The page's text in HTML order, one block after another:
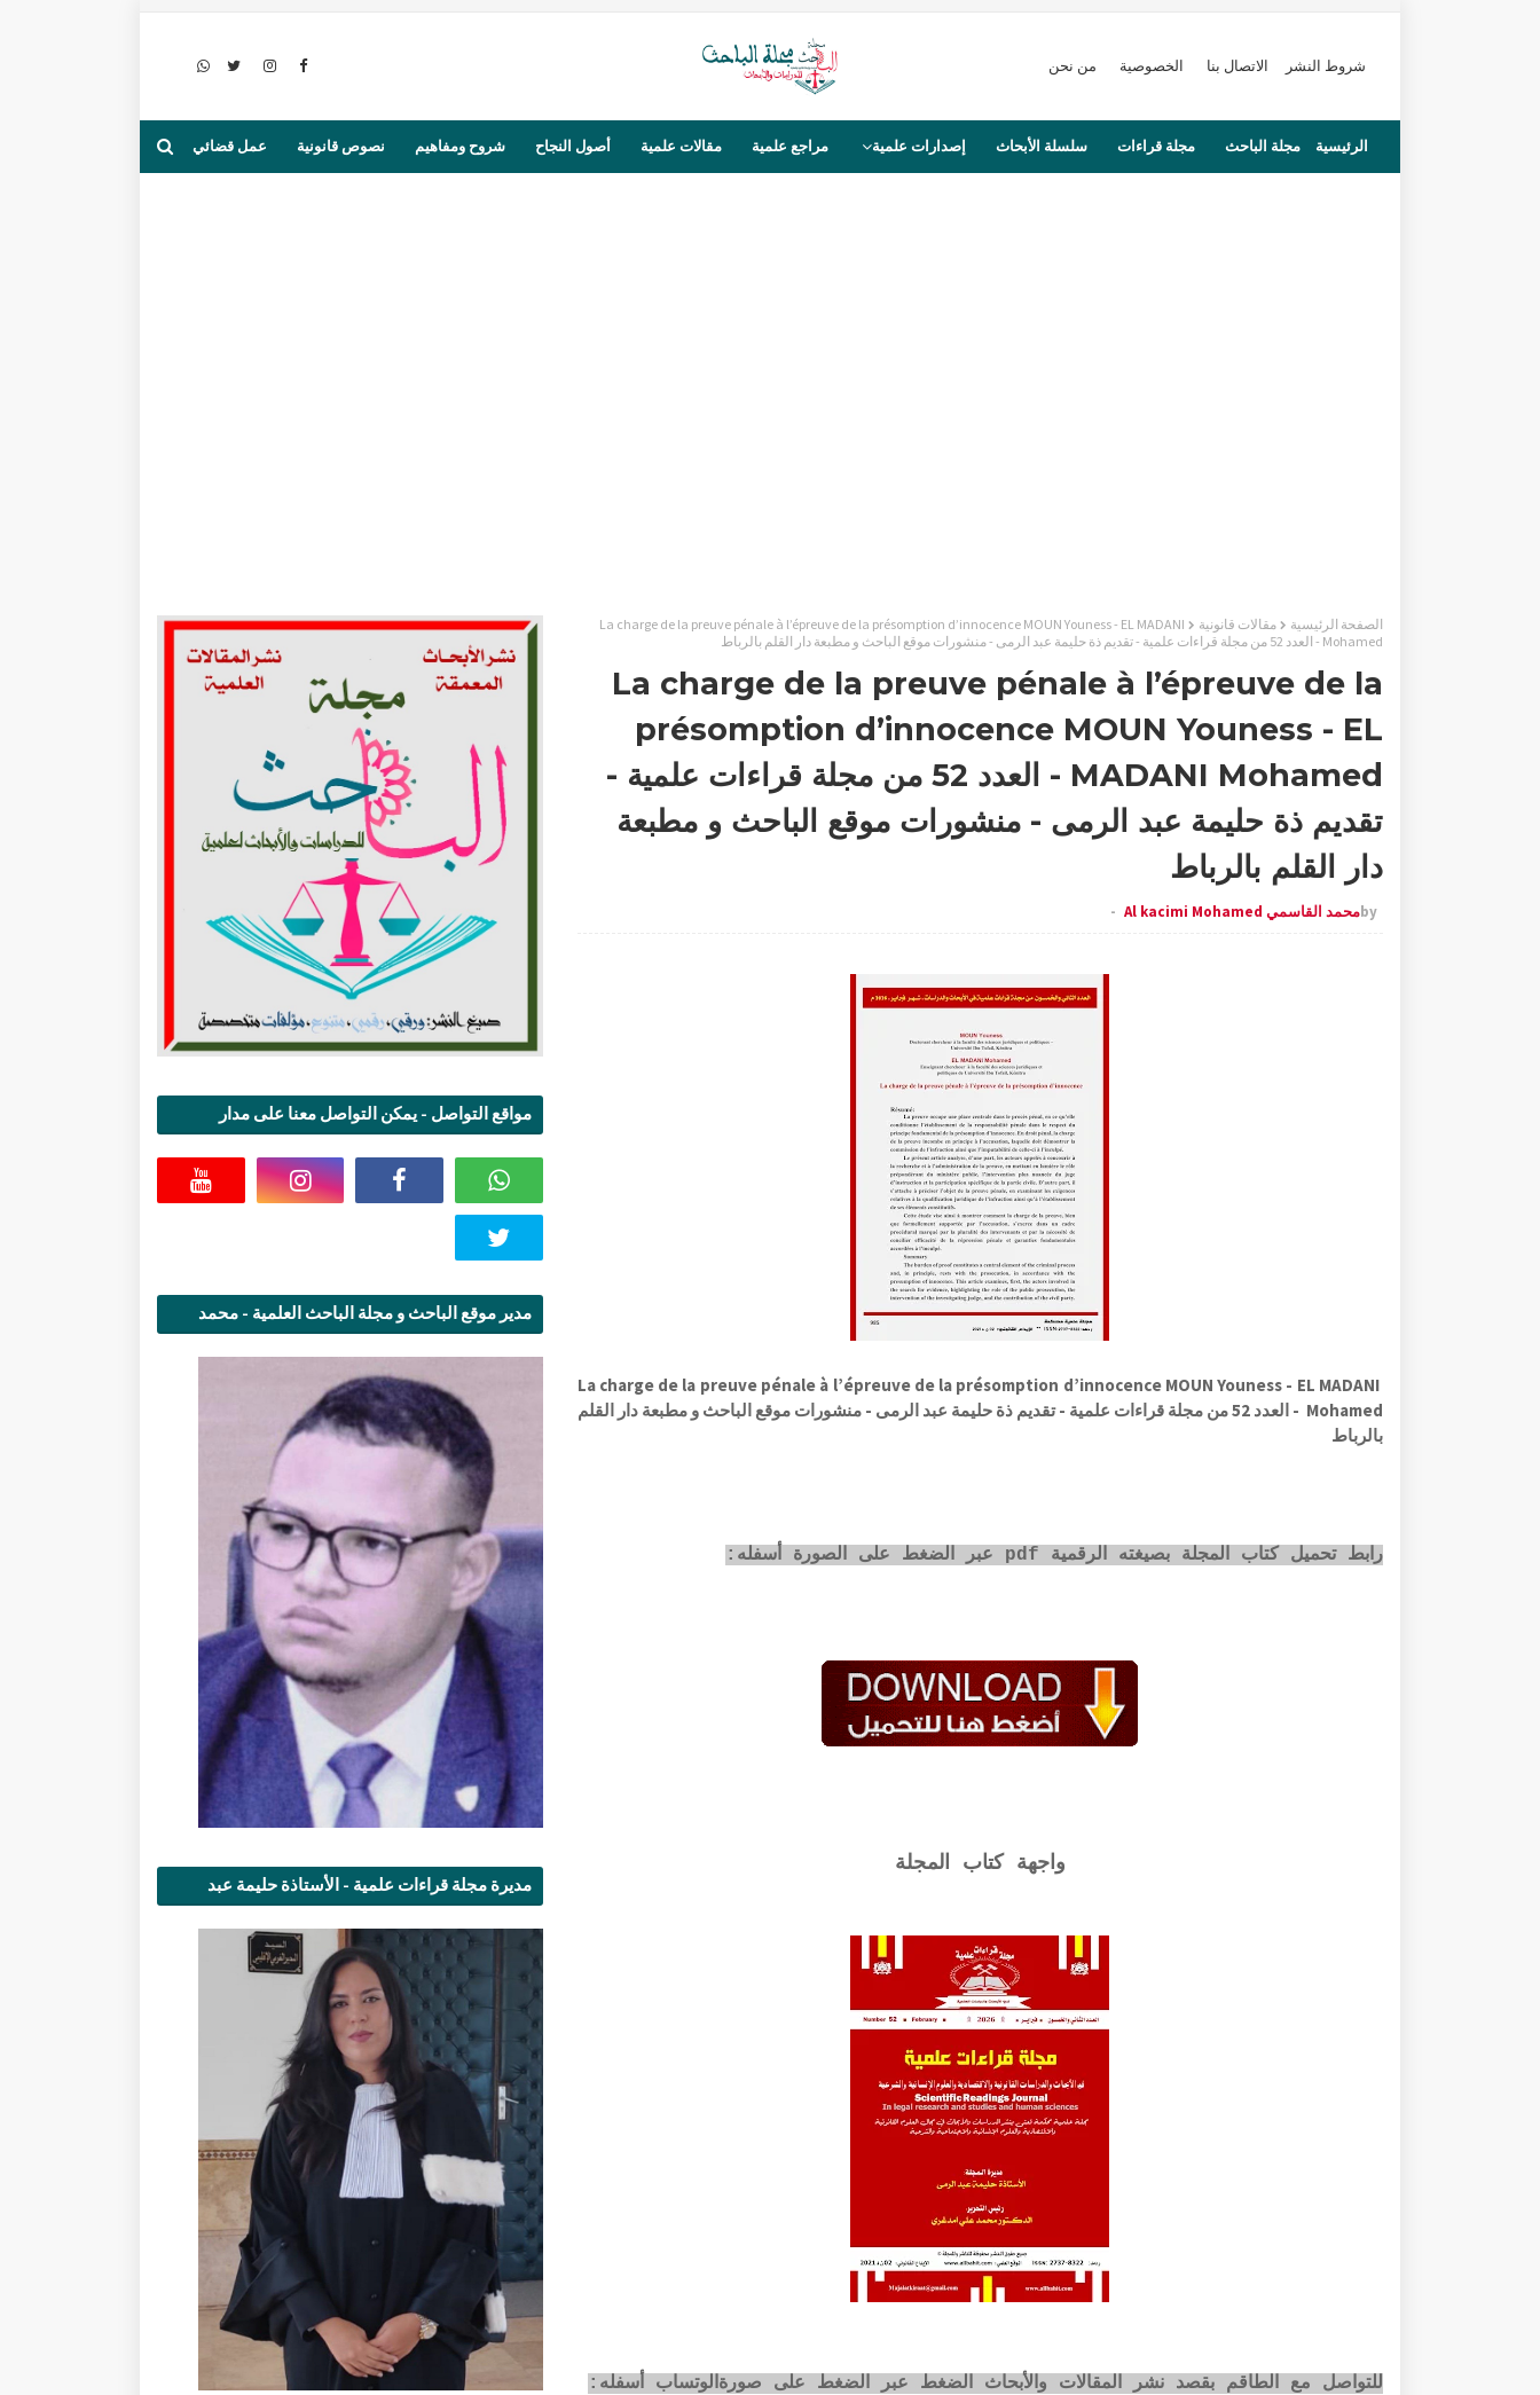
شروط النشر الاتصال بنا الخصوصية من نحن
الرئيسية مجلة الباحث مجلة قراءات سلسلة الأبحاث إصدارات علمية مراجع علمية مقالات علمية أصول النجاح شروح ومفاهيم نصوص قانونية عمل قضائي
الصفحة الرئيسية مقالات قانونية
La charge de la preuve pénale à l’épreuve de la présomption d’innocence MOUN Youness - EL MADANI
Mohamed - العدد 52 من مجلة قراءات علمية - تقديم ذة حليمة عبد الرمى - منشورات موقع الباحث و مطبعة دار القلم بالرباط
La charge de la preuve pénale à l’épreuve de la
présomption d’innocence MOUN Youness - EL
MADANI Mohamed - العدد 52 من مجلة قراءات علمية -
تقديم ذة حليمة عبد الرمى - منشورات موقع الباحث و مطبعة
دار القلم بالرباط
byمحمد القاسمي Al kacimi Mohamed
La charge de la preuve pénale à l’épreuve de la présomption d’innocence MOUN Youness - EL MADANI
Mohamed - العدد 52 من مجلة قراءات علمية - تقديم ذة حليمة عبد الرمى - منشورات موقع الباحث و مطبعة دار القلم
بالرباط
رابط تحميل كتاب المجلة بصيغته الرقمية pdf عبر الضغط على الصورة أسفله:
واجهة كتاب المجلة
للتواصل مع الطاقم بقصد نشر المقالات والأبحاث الضغط عبر الضغط على صورةالوتساب أسفله:
مواقع التواصل - يمكن التواصل معنا على مدار
مدير موقع الباحث و مجلة الباحث العلمية - محمد
مديرة مجلة قراءات علمية - الأستاذة حليمة عبد